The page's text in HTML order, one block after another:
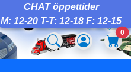
CHAT öppettider
M: 12-20 T-T: 12-18 F: 12-15
0